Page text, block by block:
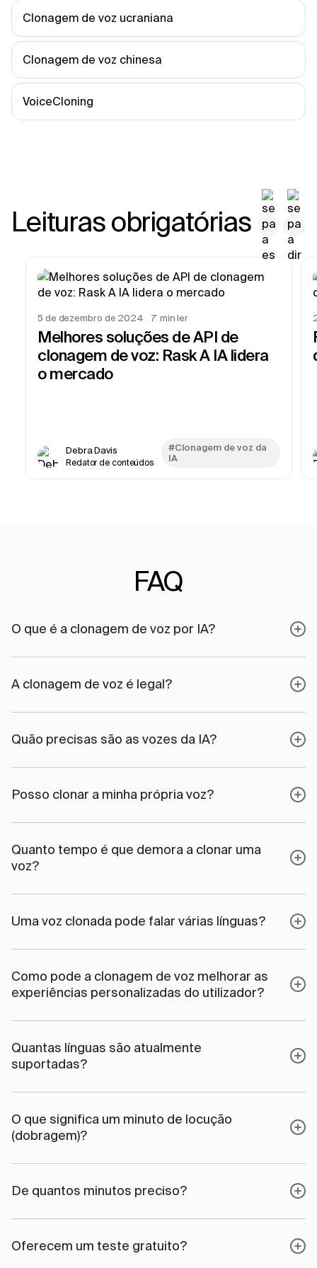
Clonagem de voz ucraniana
Clonagem de voz chinesa
VoiceCloning
Leituras obrigatórias
5 de dezembro de 2024 7 min ler
Melhores soluções de API de
clonagem de voz: Rask A IA lidera
o mercado
Debra Davis
Redator de conteúdos
#Clonagem de voz da
IA
FAQ
O que é a clonagem de voz por IA?
A clonagem de voz é legal?
Quão precisas são as vozes da IA?
Posso clonar a minha própria voz?
Quanto tempo é que demora a clonar uma
voz?
Uma voz clonada pode falar várias línguas?
Como pode a clonagem de voz melhorar as
experiências personalizadas do utilizador?
Quantas línguas são atualmente
suportadas?
O que significa um minuto de locução
(dobragem)?
De quantos minutos preciso?
Oferecem um teste gratuito?